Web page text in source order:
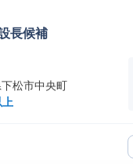
長候補
松市中央町